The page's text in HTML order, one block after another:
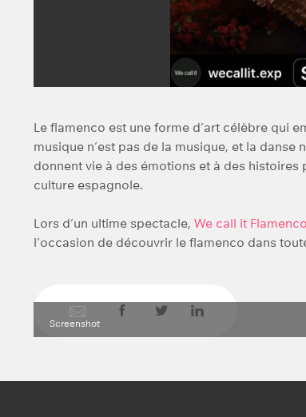
Screenshot
Le flamenco est une forme d’art célèbre qui
musique n’est pas de la musique, et la danse
donnent vie à des émotions et à des
culture espagnole.
Lors d’un ultime spectacle, We call it Flamenco
l’occasion de découvrir le flamenco dans